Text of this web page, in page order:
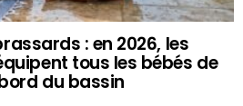
: en 2026, les
tous les bébés de
du bassin